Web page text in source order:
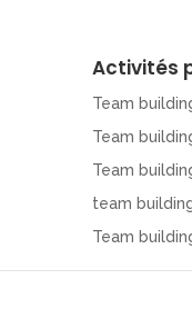
Activités
Team
Team
Team
team
Team